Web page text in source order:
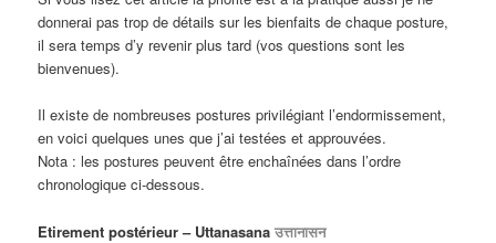
donnerai pas trop de détails sur les bienfaits de chaque posture,
il sera temps d’y revenir plus tard (vos questions sont les
bienvenues).
Il existe de nombreuses postures privilégiant l’endormissement,
en voici quelques unes que j’ai testées et approuvées.
Nota : les postures peuvent être enchaînées dans l’ordre
chronologique ci-dessous.
Etirement postérieur – Uttanasanaउत्तानासन